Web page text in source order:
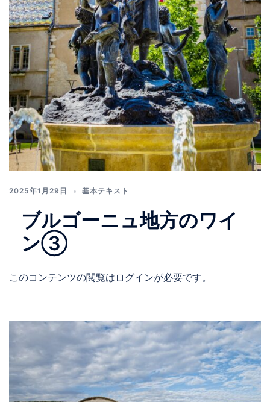
2025年1月29日 基本テキスト
ブルゴーニュ地方のワイ
ン③
このコンテンツの閲覧はログインが必要です。